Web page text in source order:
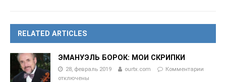
RELATED ARTICLES
ЭМАНУЭЛЬ БОРОК: МОИ СКРИПКИ
28, февраль 2019 ourtx.com
Комментарии
отключены